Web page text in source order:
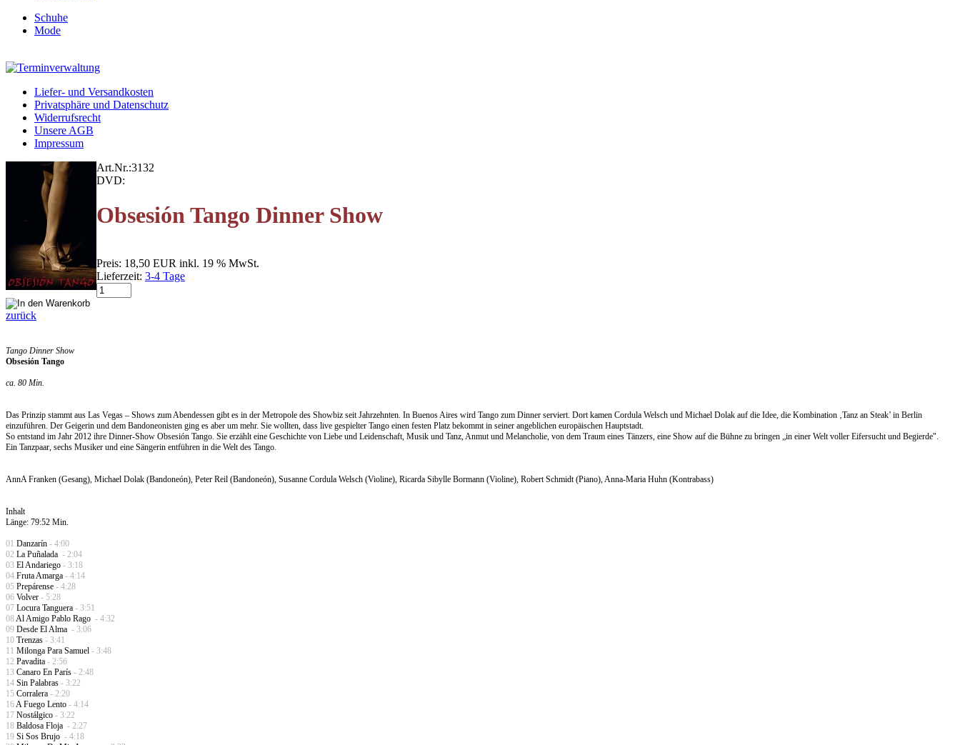
Schuhe
Mode
Liefer- und Versandkosten
Privatsphäre und Datenschutz
Widerrufsrecht
Unsere AGB
Impressum
Art.Nr.:3132
DVD:
Obsesión Tango Dinner Show
Preis: 18,50 EUR inkl. 19 % MwSt.
Lieferzeit: 3-4 Tage
zurück
Tango Dinner Show
Obsesión Tango
ca. 80 Min.
Das Prinzip stammt aus Las Vegas – Shows zum Abendessen gibt es in der Metropole des Showbiz seit Jahrzehnten. In Buenos Aires wird Tango zum Dinner serviert. Dort kamen Cordula Welsch und Michael Dolak auf die Idee, die Kombination ‚Tanz an Steak’ in Berlin
einzuführen. Der Geigerin und dem Bandoneonisten ging es aber um mehr. Sie wollten, dass live gespielter Tango einen festen Platz bekommt in seiner angeblichen europäischen Hauptstadt.
So entstand im Jahr 2012 ihre Dinner-Show Obsesión Tango. Sie erzählt eine Geschichte von Liebe und Leidenschaft, Musik und Tanz, Anmut und Melancholie, von dem Traum eines Tänzers, eine Show auf die Bühne zu bringen „in einer Welt voller Eifersucht und Begierde".
Ein Tanzpaar, sechs Musiker und eine Sängerin entführen in die Welt des Tango.
AnnA Franken (Gesang), Michael Dolak (Bandoneón), Peter Reil (Bandoneón), Susanne Cordula Welsch (Violine), Ricarda Sibylle Bormann (Violine), Robert Schmidt (Piano), Anna-Maria Huhn (Kontrabass)
Inhalt
Länge: 79:52 Min.
01 Danzarín - 4:00
02 La Puñalada - 2:04
03 El Andariego - 3:18
04 Fruta Amarga - 4:14
05 Prepárense - 4:28
06 Volver - 5:28
07 Locura Tanguera - 3:51
08Al Amigo Pablo Rago - 4:32
09 Desde El Alma - 3:06
10 Trenzas - 3:41
11 Milonga Para Samuel - 3:48
12 Pavadita - 2:56
13 Canaro En París - 2:48
14 Sin Palabras - 3:22
15 Corralera - 2:20
16A Fuego Lento - 4:14
17 Nostálgico - 3:22
18 Baldosa Floja - 2:27
19 Si Sos Brujo - 4:18